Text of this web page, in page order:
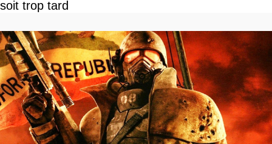
soit trop tard